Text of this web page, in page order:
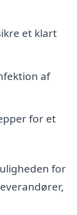
et klart
af
for et
for